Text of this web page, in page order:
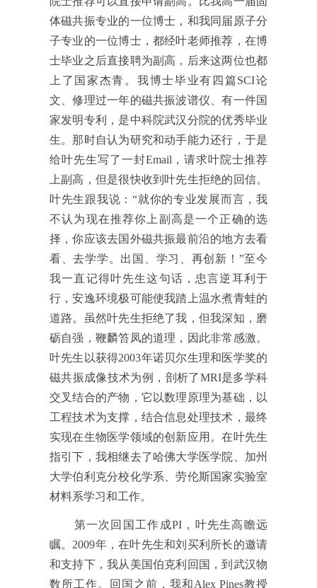
体磁共振专业的一位博士，和我同届原子分
子专业的一位博士，都经叶老师推荐，在博
士毕业之后直接聘为副高，后来这两位也都
上了国家杰青。我博士毕业有四篇SCI论
文、修理过一年的磁共振波谱仪、有一件国
家发明专利，是中科院武汉分院的优秀毕业
生。那时自认为研究和动手能力还行，于是
给叶先生写了一封Email，请求叶院士推荐
上副高，但是很快收到叶先生拒绝的回信。
叶先生跟我说：“就你的专业发展而言，我
不认为现在推荐你上副高是一个正确的选
择，你应该去国外磁共振最前沿的地方去看
看、去学学。出国、学习、再创新！ ”至今
我一直记得叶先生这句话，忠言逆耳利于
行，安逸环境极可能使我踏上温水煮青蛙的
道路。虽然叶先生拒绝了我，但我深知，磨
砺自强，鞭麟笞凤的道理，因此非常感激。
叶先生以获得2003年诺贝尔生理和医学奖的
磁共振成像技术为例，剖析了MRI是多学科
交叉结合的产物，它以数理原理为基础，以
工程技术为支撑，结合信息处理技术，最终
实现在生物医学领域的创新应用。在叶先生
指引下，我相继去了哈佛大学医学院、加州
大学伯利克分校化学系、劳伦斯国家实验室
材料系学习和工作。
第一次回国工作成PI，叶先生高瞻远
瞩。2009年，在叶先生和刘买利所长的邀请
和支持下，我从美国伯克利回国，到武汉物
数所工作。回国之前，我和Alex Pines教授